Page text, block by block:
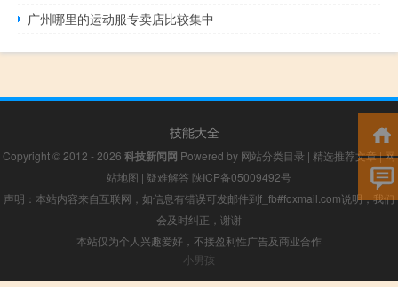
广州哪里的运动服专卖店比较集中
技能大全
Copyright © 2012 - 2026 科技新闻网 Powered by 网站分类目录 | 精选推荐文章|网
站地图 | 疑难解答 陕ICP备05009492号
声明：本站内容来自互联网，如信息有错误可发邮件到f_fb#foxmail.com说明，我们
会及时纠正，谢谢
本站仅为个人兴趣爱好，不接盈利性广告及商业合作
小男孩